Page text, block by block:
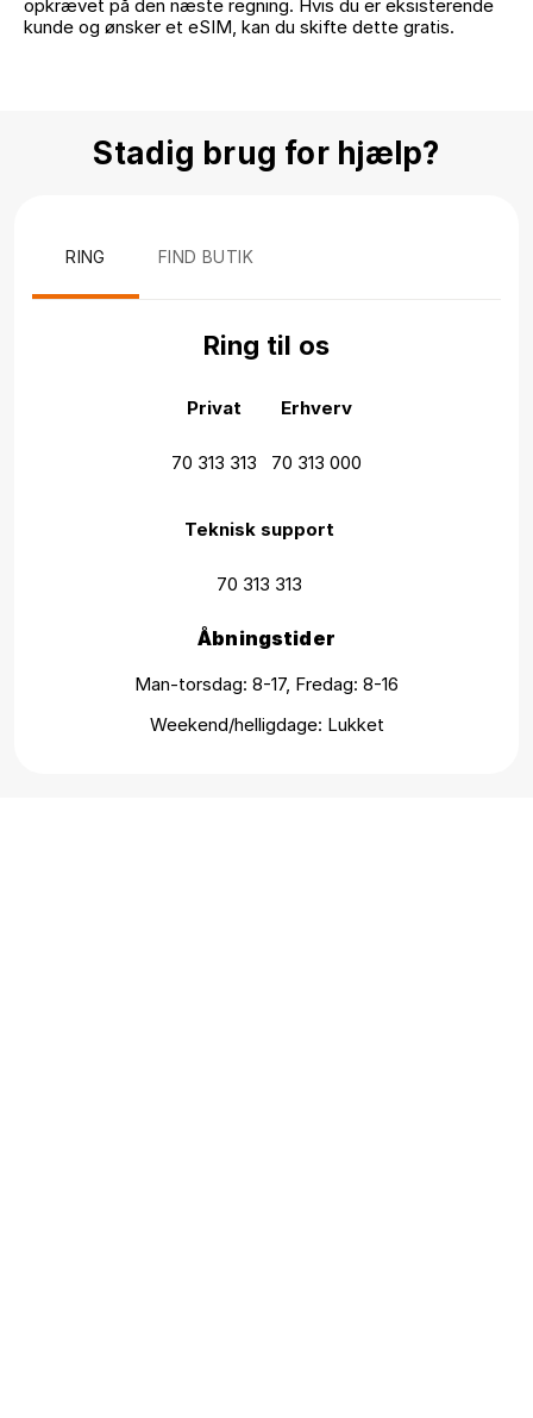
opkrævet på den næste regning. Hvis du er eksisterende
kunde og ønsker et eSIM, kan du skifte dette gratis.
Stadig brug for hjælp?
RING FIND BUTIK
Ring til os
Privat Erhverv
70 313 313 70 313 000
Teknisk support
70 313 313
Åbningstider
Man-torsdag: 8-17, Fredag: 8-16
Weekend/helligdage: Lukket